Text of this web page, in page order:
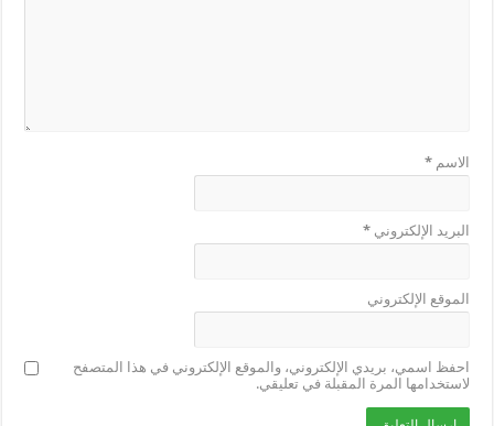
الاسم*
البريد الإلكتروني*
الموقع الإلكتروني
احفظ اسمي، بريدي الإلكتروني، والموقع الإلكتروني في هذا المتصفح
لاستخدامها المرة المقبلة في تعليقي.